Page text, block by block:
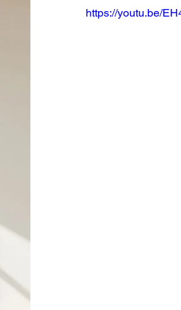
https://youtu.be/